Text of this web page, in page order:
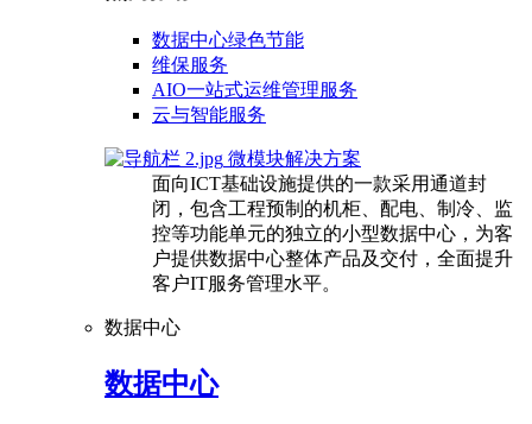
数据中心绿色节能
维保服务
AIO一站式运维管理服务
云与智能服务
微模块解决方案
面向ICT基础设施提供的一款采用通道封
闭，包含工程预制的机柜、配电、制冷、监
控等功能单元的独立的小型数据中心，为客
户提供数据中心整体产品及交付，全面提升
客户IT服务管理水平。
数据中心
数据中心